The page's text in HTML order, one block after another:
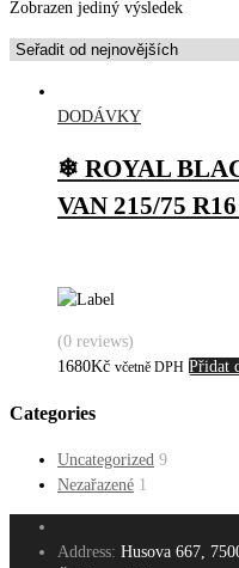
Zobrazen jediný výsledek
DODÁVKY
❄ ROYAL
VAN 215/75
(0 reviews)
1680Kč včetně DPH Přidat
Categories
Uncategorized 9
Nezařazené 1
Address: Husova 667,